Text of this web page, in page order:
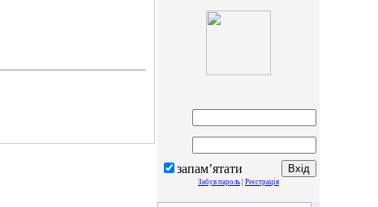
запам’ятати
Забув пароль Реєстрація